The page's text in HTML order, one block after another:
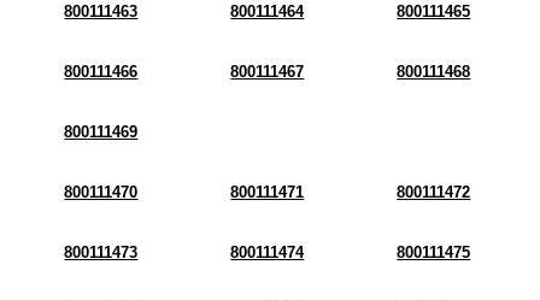
800111463 800111464 800111465
800111466 800111467 800111468
800111469
800111470 800111471 800111472
800111473 800111474 800111475